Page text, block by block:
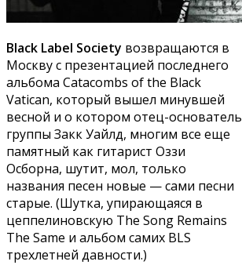
Black Label Society возвращаются в
Москву с презентацией последнего
альбома Catacombs of the Black
Vatican, который вышел минувшей
весной и о котором отец-основатель
группы Закк Уайлд, многим все еще
памятный как гитарист Оззи
Осборна, шутит, мол, только
названия песен новые — сами песни
старые. (Шутка, упирающаяся в
цеппелиновскую The Song Remains
The Same и альбом самих BLS
трехлетней давности.)